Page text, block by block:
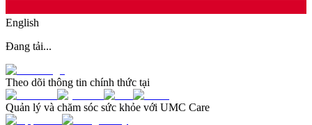
English
Đang tải...
Theo dõi thông tin chính thức tại
Quản lý và chăm sóc sức khỏe với UMC Care